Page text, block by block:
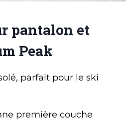
pantalon et
Peak
parfait pour le ski
première couche